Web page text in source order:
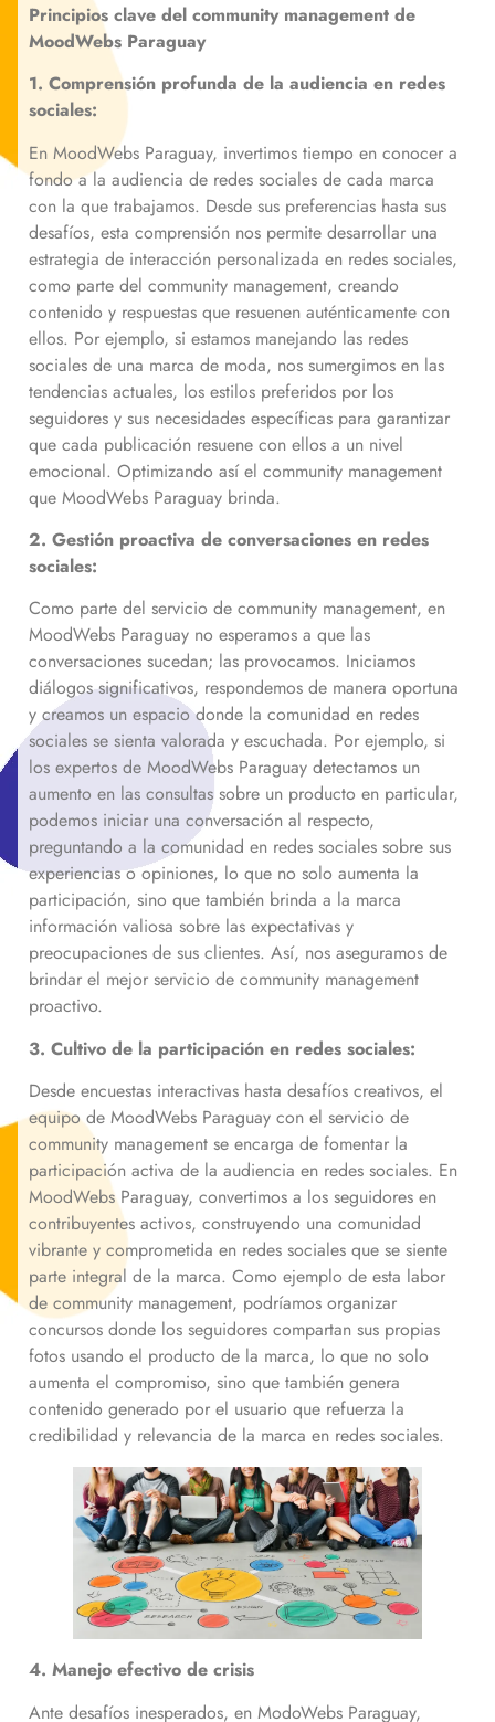
Principios clave del community management de
MoodWebs Paraguay
1. Comprensión profunda de la audiencia en redes
sociales:
En MoodWebs Paraguay, invertimos tiempo en conocer a
fondo a la audiencia de redes sociales de cada marca
con la que trabajamos. Desde sus preferencias hasta sus
desafíos, esta comprensión nos permite desarrollar una
estrategia de interacción personalizada en redes sociales,
como parte del community management, creando
contenido y respuestas que resuenen auténticamente con
ellos. Por ejemplo, si estamos manejando las redes
sociales de una marca de moda, nos sumergimos en las
tendencias actuales, los estilos preferidos por los
seguidores y sus necesidades específicas para garantizar
que cada publicación resuene con ellos a un nivel
emocional. Optimizando así el community management
que MoodWebs Paraguay brinda.
2. Gestión proactiva de conversaciones en redes
sociales:
Como parte del servicio de community management, en
MoodWebs Paraguay no esperamos a que las
conversaciones sucedan; las provocamos. Iniciamos
diálogos significativos, respondemos de manera oportuna
y creamos un espacio donde la comunidad en redes
sociales se sienta valorada y escuchada. Por ejemplo, si
los expertos de MoodWebs Paraguay detectamos un
aumento en las consultas sobre un producto en particular,
podemos iniciar una conversación al respecto,
preguntando a la comunidad en redes sociales sobre sus
experiencias o opiniones, lo que no solo aumenta la
participación, sino que también brinda a la marca
información valiosa sobre las expectativas y
preocupaciones de sus clientes. Así, nos aseguramos de
brindar el mejor servicio de community management
proactivo.
3. Cultivo de la participación en redes sociales:
Desde encuestas interactivas hasta desafíos creativos, el
equipo de MoodWebs Paraguay con el servicio de
community management se encarga de fomentar la
participación activa de la audiencia en redes sociales. En
MoodWebs Paraguay, convertimos a los seguidores en
contribuyentes activos, construyendo una comunidad
vibrante y comprometida en redes sociales que se siente
parte integral de la marca. Como ejemplo de esta labor
de community management, podríamos organizar
concursos donde los seguidores compartan sus propias
fotos usando el producto de la marca, lo que no solo
aumenta el compromiso, sino que también genera
contenido generado por el usuario que refuerza la
credibilidad y relevancia de la marca en redes sociales.
4. Manejo efectivo de crisis
Ante desafíos inesperados, en ModoWebs Paraguay,